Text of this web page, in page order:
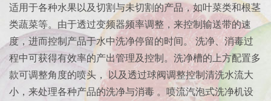
适用于各种水果以及切割与未切割的产品，如叶菜类和根茎
类蔬菜等。由于透过变频器频率调整，来控制输送带的速
度，进而控制产品于水中洗净停留的时间。 洗净、消毒过
程中可获得有效率的产出管理及控制。洗净槽的上方配置多
款可调整角度的喷头， 以及透过球阀调整控制清洗水流大
小，来处理各种产品的洗净与消毒 。喷流汽泡式洗净机设